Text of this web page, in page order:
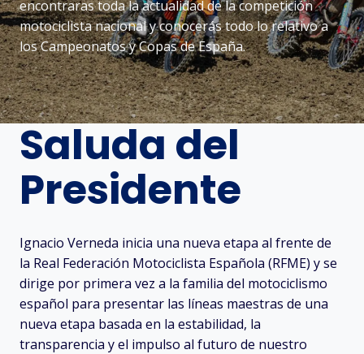
encontraras toda la actualidad de la competición
motociclista nacional y conocerás todo lo relativo a
los Campeonatos y Copas de España.
Saluda del
Presidente
Ignacio Verneda inicia una nueva etapa al frente de
la Real Federación Motociclista Española (RFME) y se
dirige por primera vez a la familia del motociclismo
español para presentar las líneas maestras de una
nueva etapa basada en la estabilidad, la
transparencia y el impulso al futuro de nuestro